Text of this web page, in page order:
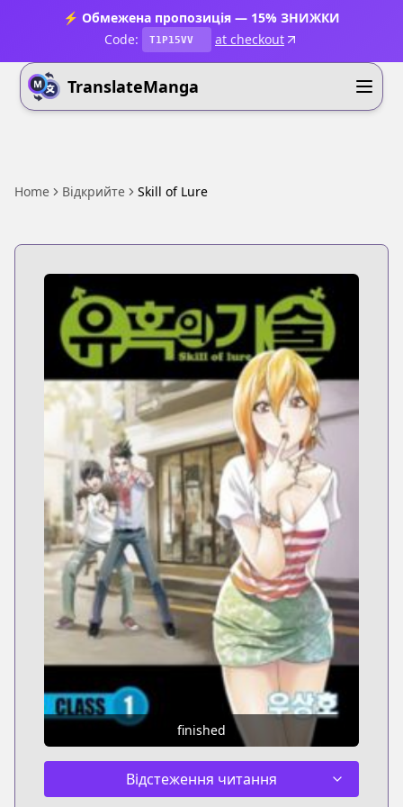
⚡ Обмежена пропозиція — 15% ЗНИЖКИ
Code:
T1P15VV at checkout
TranslateManga
Home Відкрийте Skill of Lure
finished
Відстеження читання